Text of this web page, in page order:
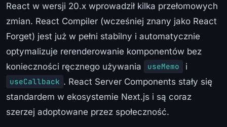
React w wersji 20.x wprowadził kilka przełomowych
zmian. React Compiler (wcześniej znany jako React
Forget) jest już w pełni stabilny i automatycznie
optymalizuje rerenderowanie komponentów bez
konieczności ręcznego używania
useMemo i
useCallback . React Server Components stały się
standardem w ekosystemie Next.js i są coraz
szerzej adoptowane przez społeczność.